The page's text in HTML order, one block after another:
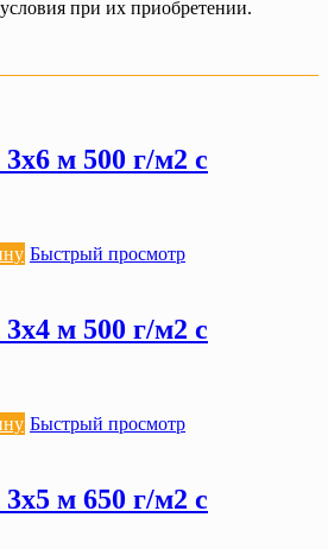
при их приобретении.
м 500 г/м2 с
Быстрый просмотр
м 500 г/м2 с
Быстрый просмотр
м 650 г/м2 с